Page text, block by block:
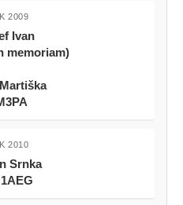
2009
Ivan
memoriam)
2010
Srnka